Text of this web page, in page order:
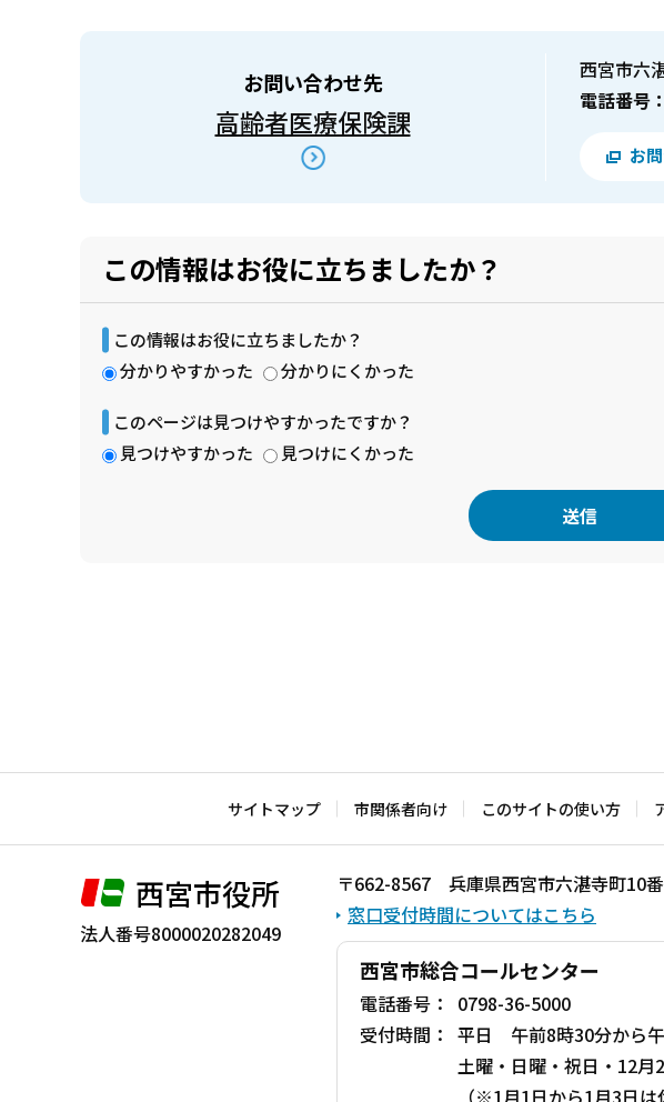
お問い合わせ先
高齢者医療保険課
西宮市六
電話番号：
お
この情報はお役に立ちましたか？
この情報はお役に立ちましたか？
分かりやすかった
分かりにくかった
このページは見つけやすかったですか？
見つけやすかった
見つけにくかった
サイトマップ 市関係者向け このサイトの使い方
西宮市役所
法人番号8000020282049
〒662-8567 兵庫県西宮市六湛寺町10番
窓口受付時間についてはこちら
西宮市総合コールセンター
電話番号：
0798-36-5000
受付時間： 平日 午前8時30分から
土曜・日曜・祝日・12
（※1月1日から1月3日は